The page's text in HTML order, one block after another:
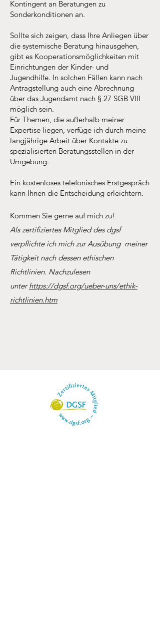
Kontingent an Beratungen zu
Sonderkonditionen an.
Sollte sich zeigen, dass Ihre Anliegen über
die systemische Beratung hinausgehen,
gibt es Kooperationsmöglichkeiten mit
Einrichtungen der Kinder- und
Jugendhilfe. In solchen Fällen kann nach
Antragstellung auch eine Abrechnung
über das Jugendamt nach § 27 SGB VIII
möglich sein.
Für Themen, die außerhalb meiner
Expertise liegen, verfüge ich durch meine
langjährige Arbeit über Kontakte zu
spezialisierten Beratungsstellen in der
Umgebung.
Ein kostenloses telefonisches Erstgespräch
kann Ihnen die Entscheidung erleichtern.
Kommen Sie gerne auf mich zu!
Als zertifiziertes Mitglied des dgsf
verpflichte ich mich zur Ausübung meiner
Tätigkeit nach dessen ethischen
Richtlinien. Nachzulesen
unterhttps://dgsf.org/ueber-uns/ethik-
richtlinien.htm